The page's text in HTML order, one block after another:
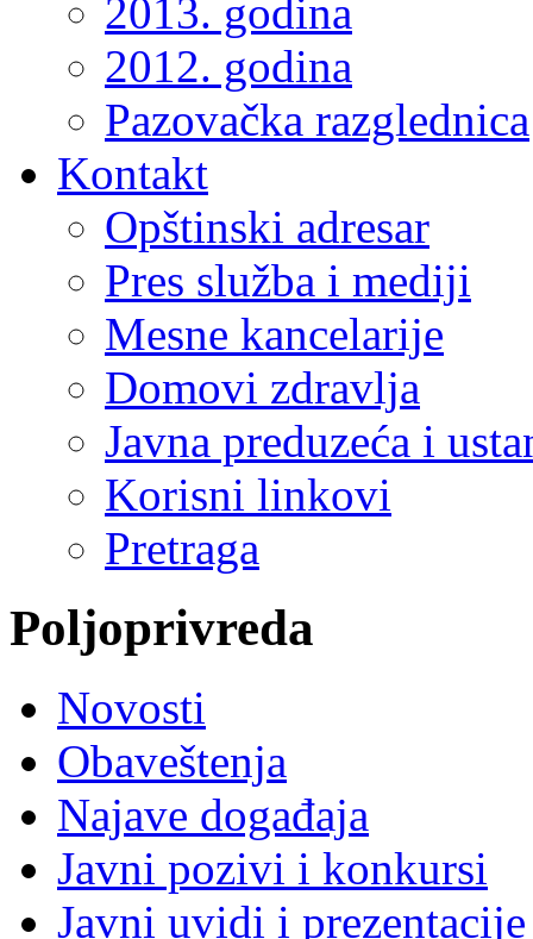
2013. godina
2012. godina
Pazovačka razglednica
Kontakt
Opštinski adresar
Pres služba i mediji
Mesne kancelarije
Domovi zdravlja
Javna preduzeća i
Korisni linkovi
Pretraga
Poljoprivreda
Novosti
Obaveštenja
Najave događaja
Javni pozivi i konkursi
Javni uvidi i